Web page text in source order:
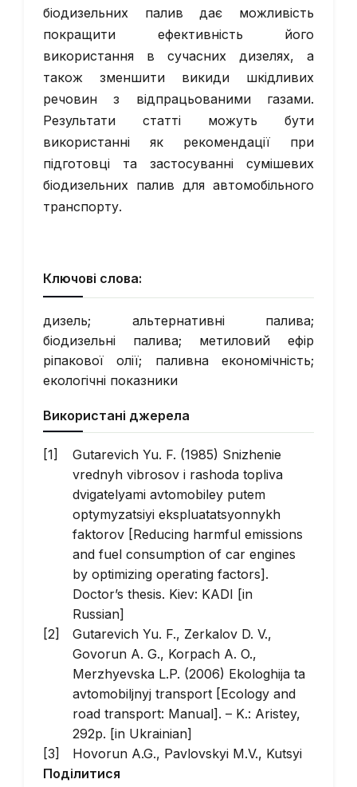
біодизельних палив дає можливість
покращити ефективність його
використання в сучасних дизелях, а
також зменшити викиди шкідливих
речовин з відпрацьованими газами.
Результати статті можуть бути
використанні як рекомендації при
підготовці та застосуванні сумішевих
біодизельних палив для автомобільного
транспорту.
Ключові слова:
дизель; альтернативні палива;
біодизельні палива; метиловий ефір
ріпакової олії; паливна економічність;
екологічні показники
Використані джерела
Gutarevich Yu. F. (1985) Snizhenie
vrednyh vibrosov i rashoda topliva
dvigatelyami avtomobiley putem
optymyzatsiyi ekspluatatsyonnykh
faktorov [Reducing harmful emissions
and fuel consumption of car engines
by optimizing operating factors].
Doctor’s thesis. Kiev: KADI [in
Russian]
Gutarevich Yu. F., Zerkalov D. V.,
Govorun A. G., Korpach A. O.,
Merzhyevska L.P. (2006) Ekologhija ta
avtomobiljnyj transport [Ecology and
road transport: Manual]. – K.: Aristey,
292p. [in Ukrainian]
Hovorun A.G., Pavlovskyi M.V., Kutsyi
P.V. (2010) Pro deiaki osoblyvosti
Поділитися